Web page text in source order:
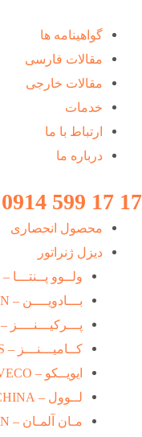
گواهینامه ها
مقالات فارسی
مقالات خارجی
خدمات
ارتباط با ما
درباره ما
17 17 599 0914
محصول انحصاری
دیزل ژنراتور
ولــوو پــنتـــا – VOLVO PENTA
بـــادویــــن – BAUDOUIN
پـــرکیـــنــــز – PERKINZ
کــامیـــنـــز – CUMMINS
ایویــکو – IVECO
لــوول – LOVOL CHINA
مـان آلمـان – MAN